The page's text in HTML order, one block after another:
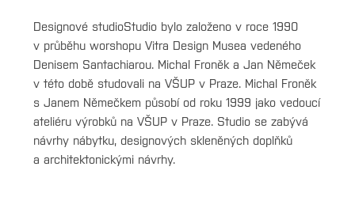
Designové studioStudio bylo založeno v roce 1990
v průběhu worshopu Vitra Design Musea vedeného
Denisem Santachiarou. Michal Froněk a Jan Němeček
v této době studovali na VŠUP v Praze. Michal Froněk
s Janem Němečkem působí od roku 1999 jako vedoucí
ateliéru výrobků na VŠUP v Praze. Studio se zabývá
návrhy nábytku, designových skleněných doplňků
a architektonickými návrhy.